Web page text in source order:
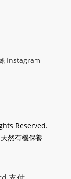
Reserved.
然有機保養